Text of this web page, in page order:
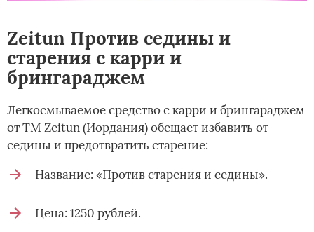
Zeitun Против седины и
старения с карри и
брингараджем
Легкосмываемое средство с карри и брингараджем
от ТМ Zeitun (Иордания) обещает избавить от
седины и предотвратить старение:
Название: «Против старения и седины».
Цена: 1250 рублей.